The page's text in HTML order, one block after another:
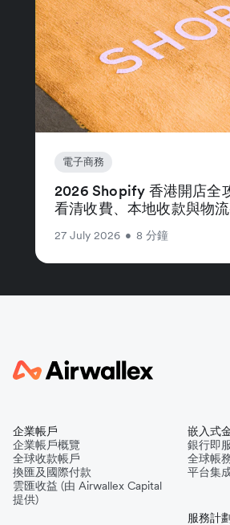
電子商務
2026 Shopify 香港開店全
看清收費、本地收款與物
27 July 2026 • 8 分鐘
企業帳戶
企業帳戶概覽
全球收款帳戶
換匯及國際付款
雲匯收益 (由 Airwallex Capital
提供)
嵌入式
銀行即
全球帳
平台集
服務計